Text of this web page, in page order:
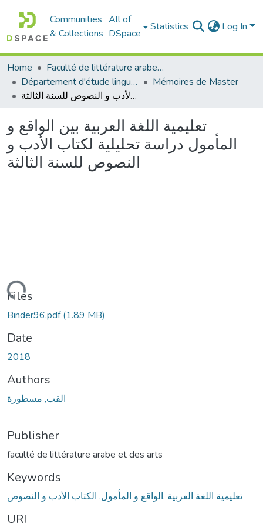
Communities
& Collections
All of
DSpace
Statistics Log In
Home
Faculté de littérature arabe et des arts
Département d'étude linguistique
Mémoires de Master
تعليمية اللغة العربية بين الواقع و المأمول دراسة تحليلية لكتاب الأدب و النصوص للسنة الثالثة
تعليمية اللغة العربية بين الواقع و
المأمول دراسة تحليلية لكتاب الأدب و
النصوص للسنة الثالثة
Loading...
Files
Binder96.pdf(1.89 MB)
Date
2018
Authors
القب, مسطورة
Publisher
faculté de littérature arabe et des arts
Keywords
تعليمية اللغة العربية .الواقع و المأمول. الكتاب الأدب و النصوص
URI